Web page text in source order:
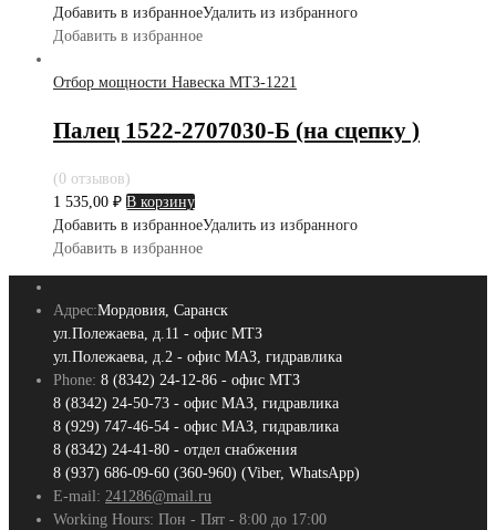
Добавить в избранноеУдалить из избранного
Добавить в избранное
Отбор мощности Навеска МТЗ-1221
Палец 1522-2707030-Б (на сцепку )
(0 отзывов)
1 535,00 ₽ В корзину
Добавить в избранноеУдалить из избранного
Добавить в избранное
Адрес:Мордовия, Саранск
ул.Полежаева, д.11 - офис МТЗ
ул.Полежаева, д.2 - офис МАЗ, гидравлика
Phone: 8 (8342) 24-12-86 - офис МТЗ
8 (8342) 24-50-73 - офис МАЗ, гидравлика
8 (929) 747-46-54 - офис МАЗ, гидравлика
8 (8342) 24-41-80 - отдел снабжения
8 (937) 686-09-60 (360-960) (Viber, WhatsApp)
E-mail: 241286@mail.ru
Working Hours: Пон - Пят - 8:00 до 17:00